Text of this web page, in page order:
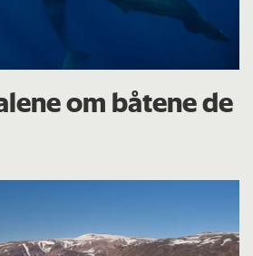
om båtene de